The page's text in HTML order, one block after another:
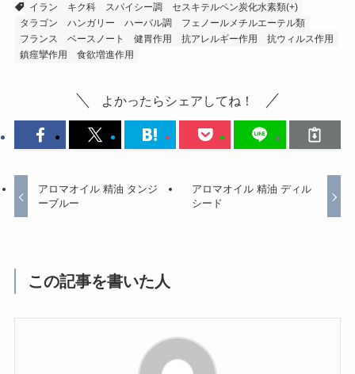
イラン
キク科 スパイシー調
セスキテルペン炭化水素類(+)
タラゴン
ハンガリー ハーバル調
フェノールメチルエーテル類
フランス
ベースノート 健胃作用 抗アレルギー作用
抗ウィルス作用
鎮痙攣作用
食欲増進作用
よかったらシェアしてね！
アロマオイル 精油 タンジ
ーブルー
アロマオイル 精油 ディル
シード
この記事を書いた人